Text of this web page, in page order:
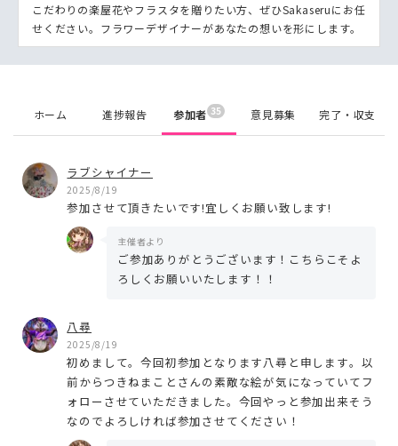
こだわりの楽屋花やフラスタを贈りたい方、ぜひSakaseruにお任
せください。フラワーデザイナーがあなたの想いを形にします。
ホーム 進捗報告 参加者 35 意見募集 完了・収支
ラブシャイナー
2025/8/19
参加させて頂きたいです!宜しくお願い致します!
主催者より
ご参加ありがとうございます！こちらこそよ
ろしくお願いいたします！！
八尋
2025/8/19
初めまして。今回初参加となります八尋と申します。以
前からつきねまことさんの素敵な絵が気になっていてフ
ォローさせていただきました。今回やっと参加出来そう
なのでよろしければ参加させてください！